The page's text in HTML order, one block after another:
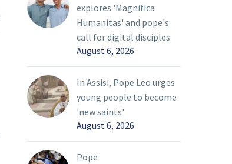
explores 'Magnifica
Humanitas' and pope's
call for digital disciples
August 6, 2026
In Assisi, Pope Leo urges
young people to become
'new saints'
August 6, 2026
Pope